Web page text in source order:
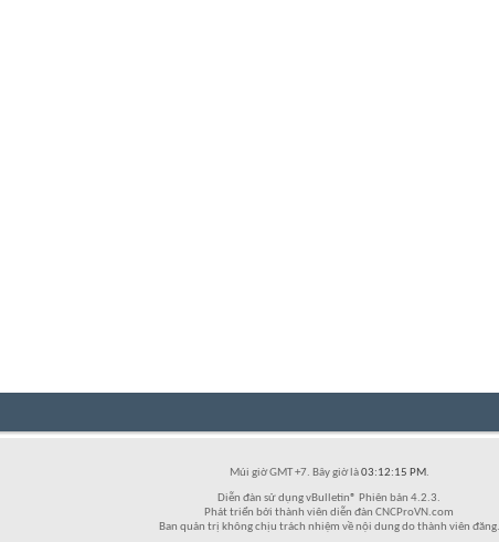
Múi giờ GMT +7. Bây giờ là03:12:15 PM.
Diễn đàn sử dụng vBulletin® Phiên bản 4.2.3.
Phát triển bởi thành viên diễn đàn CNCProVN.com
Ban quản trị không chịu trách nhiệm về nội dung do thành viên đăng.